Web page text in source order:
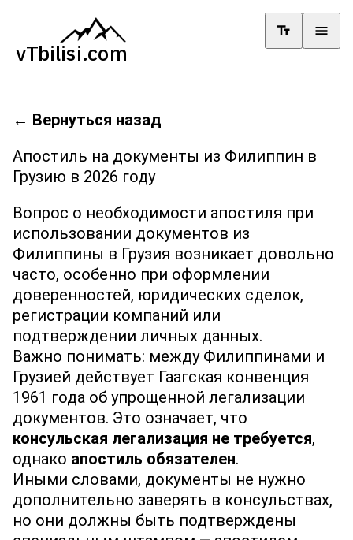
← Вернуться назад
Апостиль на документы из Филиппин в
Грузию в 2026 году
Вопрос о необходимости апостиля при
использовании документов из
Филиппины в Грузия возникает довольно
часто, особенно при оформлении
доверенностей, юридических сделок,
регистрации компаний или
подтверждении личных данных.
Важно понимать: между Филиппинами и
Грузией действует Гаагская конвенция
1961 года об упрощенной легализации
документов. Это означает, что
консульская легализация не требуется,
однако апостиль обязателен.
Иными словами, документы не нужно
дополнительно заверять в консульствах,
но они должны быть подтверждены